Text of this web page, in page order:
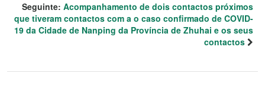
Seguinte: Acompanhamento de dois contactos próximos
que tiveram contactos com a o caso confirmado de COVID-
19 da Cidade de Nanping da Província de Zhuhai e os seus
contactos